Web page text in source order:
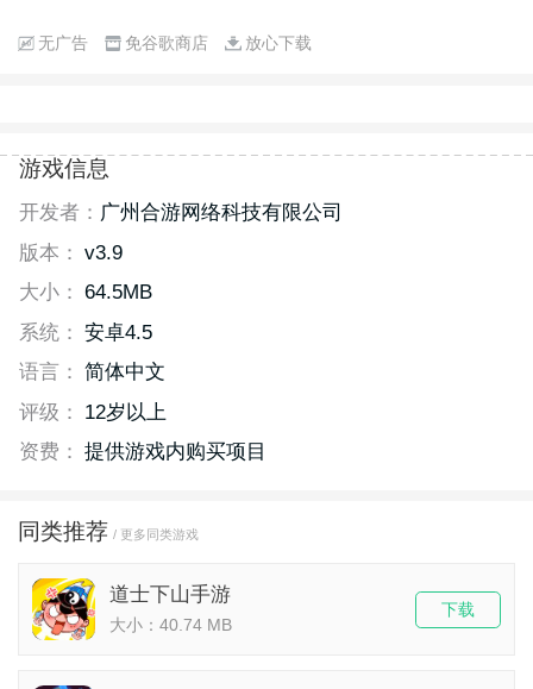
无广告 免谷歌商店 放心下载
游戏信息
开发者： 广州合游网络科技有限公司
版本： v3.9
大小： 64.5MB
系统： 安卓4.5
语言： 简体中文
评级：
12岁以上
资费： 提供游戏内购买项目
同类推荐 / 更多同类游戏
道士下山手游
大小：40.74 MB
下载